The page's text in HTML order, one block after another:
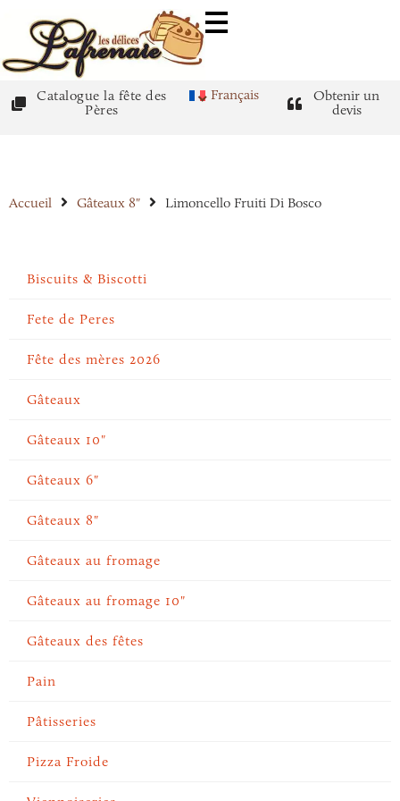
Catalogue la fête des
Pères
Français
Obtenir un
devis
Accueil Gâteaux 8" Limoncello Fruiti Di Bosco
Biscuits & Biscotti
Fete de Peres
Fête des mères 2026
Gâteaux
Gâteaux 10"
Gâteaux 6"
Gâteaux 8"
Gâteaux au fromage
Gâteaux au fromage 10"
Gâteaux des fêtes
Pain
Pâtisseries
Pizza Froide